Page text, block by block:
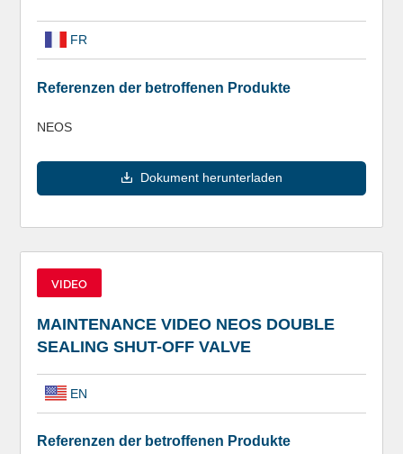
FR
Referenzen der betroffenen Produkte
NEOS
Dokument herunterladen
VIDEO
MAINTENANCE VIDEO NEOS DOUBLE
SEALING SHUT-OFF VALVE
EN
Referenzen der betroffenen Produkte